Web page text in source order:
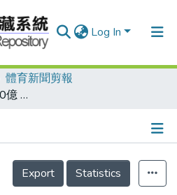
Log In
體育新聞剪報
高雄世運觀光效益逾20億 觀光人潮達25.9萬人次/世運期間周邊觀光效益圖/接管主場館 國民黨立委籲民營/愛心接力 烏克蘭選手找回手機/馬英九讚世運&quot;金&quot;主 有你們真好 黃昊昀靜養缺席接見/高雄世運吉祥物 高妹和雄哥學校爭藏/武術男子奪金選手彭偉群感恩 再接再厲盼明年亞運締造佳績/世運官旗民眾搶著要 得自行前往工廠拿取/黃牛喊價 閉幕漲5倍 外國人再加價200元/前世界球王菲律賓歐古羅與楊清順二度單挑成局 上次楊清順搶60局大戰以60:42大勝世界球王
Details
Export
Statistics